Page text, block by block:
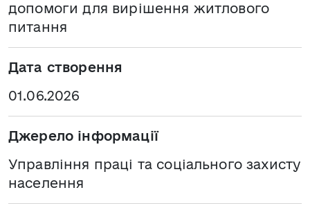
допомоги для вирішення житлового
питання
Дата створення
01.06.2026
Джерело інформації
Управління праці та соціального захисту
населення